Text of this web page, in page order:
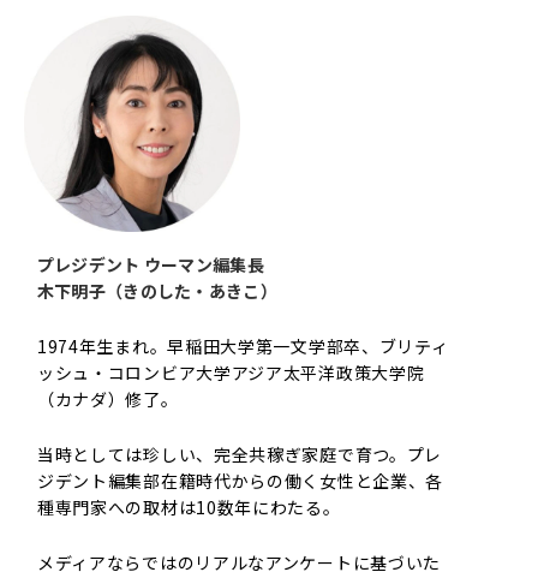
プレジデント ウーマン編集長
木下明子（きのした・あきこ）
1974年生まれ。早稲田大学第一文学部卒、ブリティ
ッシュ・コロンビア大学アジア太平洋政策大学院
（カナダ）修了。
当時としては珍しい、完全共稼ぎ家庭で育つ。プレ
ジデント編集部在籍時代からの働く女性と企業、各
種専門家への取材は10数年にわたる。
メディアならではのリアルなアンケートに基づいた